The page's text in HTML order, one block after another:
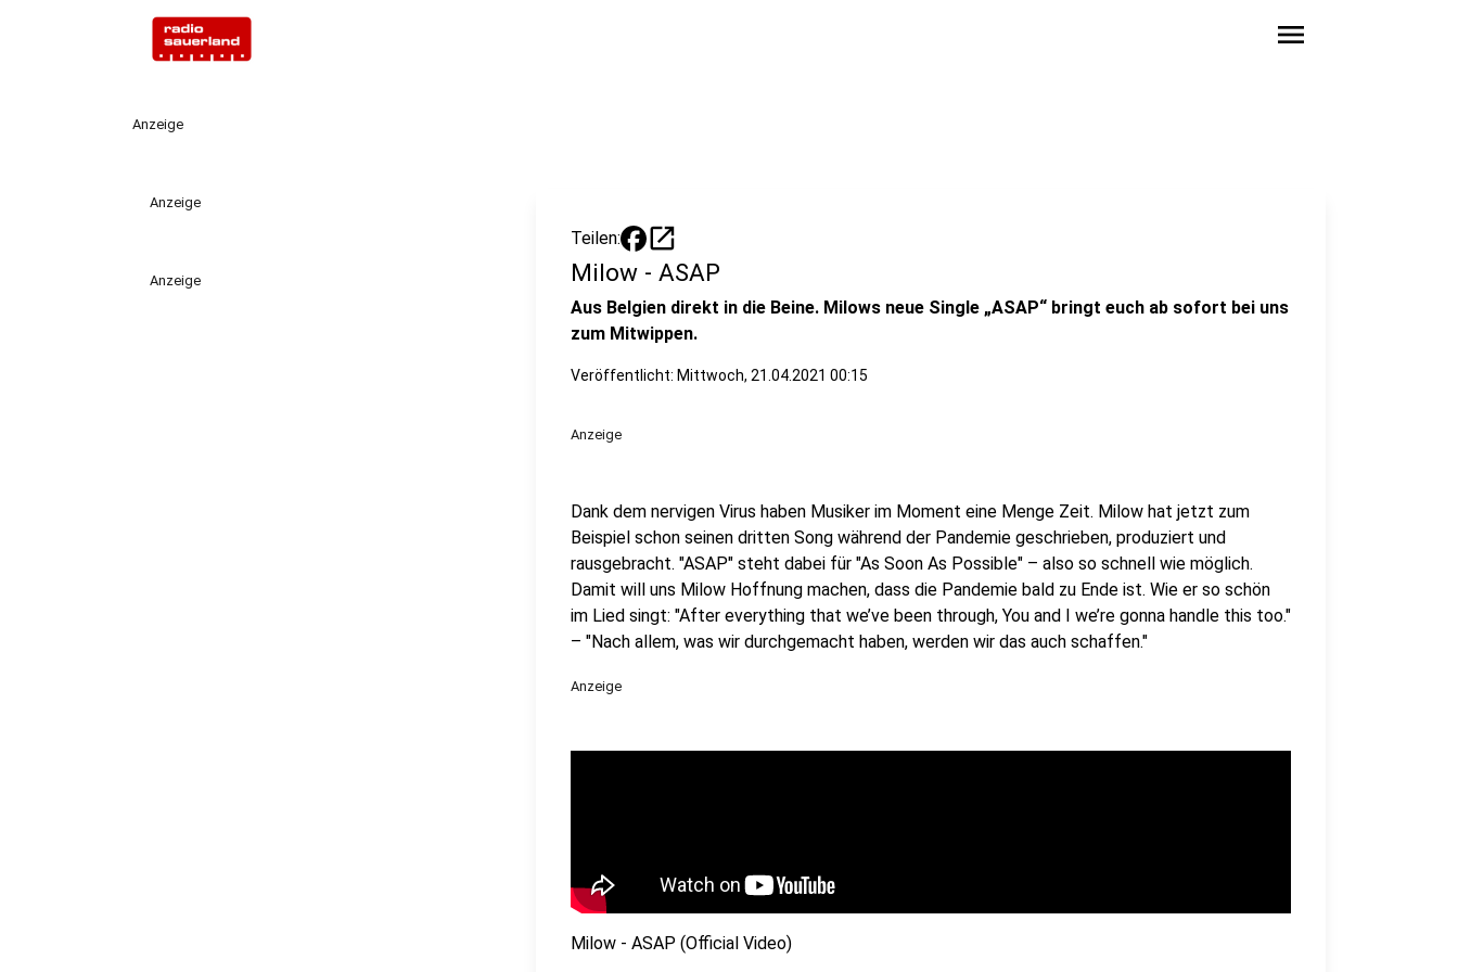
menu
Anzeige
Anzeige
Anzeige
Teilen: open_in_new
Milow - ASAP
Aus Belgien direkt in die Beine. Milows neue Single „ASAP“ bringt euch ab sofort bei uns
zum Mitwippen.
Veröffentlicht: Mittwoch, 21.04.2021 00:15
Anzeige
Dank dem nervigen Virus haben Musiker im Moment eine Menge Zeit. Milow hat jetzt zum
Beispiel schon seinen dritten Song während der Pandemie geschrieben, produziert und
rausgebracht. "ASAP" steht dabei für "As Soon As Possible" – also so schnell wie möglich.
Damit will uns Milow Hoffnung machen, dass die Pandemie bald zu Ende ist. Wie er so schön
im Lied singt: "After everything that we’ve been through, You and I we’re gonna handle this too."
– "Nach allem, was wir durchgemacht haben, werden wir das auch schaffen."
Anzeige
Milow - ASAP (Official Video)